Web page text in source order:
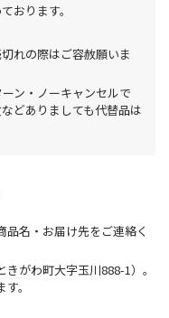
おります。
れの際はご容赦願いま
ン・ノーキャンセルで
どありましても代替品は
名・お届け先をご連絡く
がわ町大字玉川888-1）。
。